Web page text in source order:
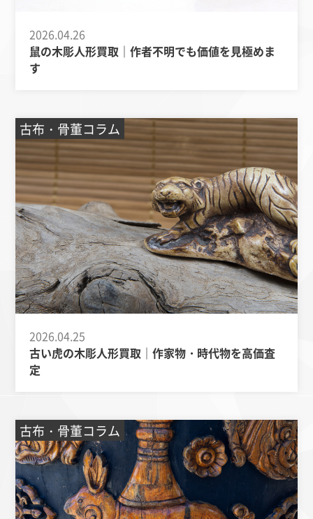
2026.04.26
鼠の木彫人形買取｜作者不明でも価値を見極めま
す
古布・骨董コラム
2026.04.25
古い虎の木彫人形買取｜作家物・時代物を高価査
定
古布・骨董コラム